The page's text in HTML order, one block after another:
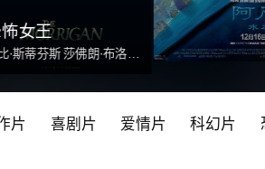
女王
托比·斯蒂芬斯 莎佛朗·布洛斯 詹姆斯·科兹莫 阿特·帕金森 乔纳森·福布斯
片 喜剧片 爱情片 科幻片